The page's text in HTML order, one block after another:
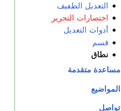
التعديل الطفيف
اختصارات التحرير
أدوات التعديل
قسم
نطاق
مساعدة متقدمة
المواضيع
تواصل